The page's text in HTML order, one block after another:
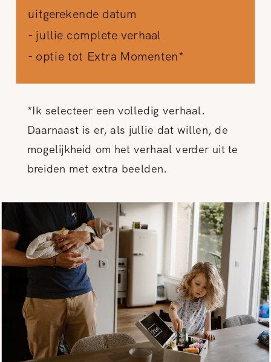
uitgerekende datum
- jullie complete verhaal
- optie tot Extra Momenten*
*Ik selecteer een volledig verhaal.
Daarnaast is er, als jullie dat willen, de
mogelijkheid om het verhaal verder uit te
breiden met extra beelden.